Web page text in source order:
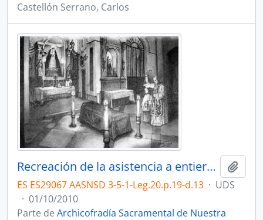
Castellón Serrano, Carlos
Recreación de la asistencia a entierro de los hermanos, 2.
ES ES29067 AASNSD 3-5-1-Leg.20.p.19-d.13 · UDS
· 01/10/2010
Parte de Archicofradía Sacramental de Nuestra